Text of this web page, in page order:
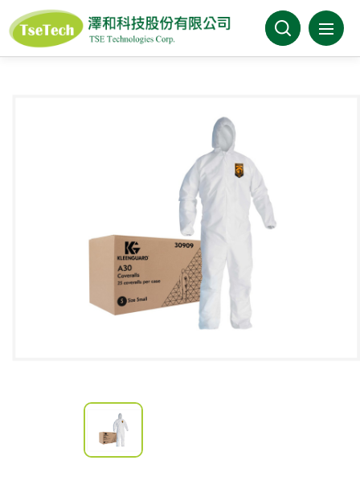
澤和科技有限公司
最新消息
產品介紹
產業分類
型錄下載